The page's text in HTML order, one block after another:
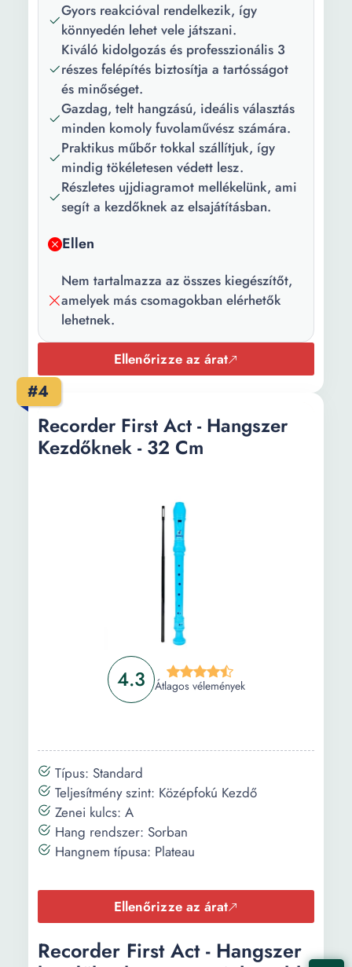
Gyors reakcióval rendelkezik, így
könnyedén lehet vele játszani.
Kiváló kidolgozás és professzionális 3
részes felépítés biztosítja a tartósságot
és minőséget.
Gazdag, telt hangzású, ideális választás
minden komoly fuvolaművész számára.
Praktikus műbőr tokkal szállítjuk, így
mindig tökéletesen védett lesz.
Részletes ujjdiagramot mellékelünk, ami
segít a kezdőknek az elsajátításban.
Ellen
Nem tartalmazza az összes kiegészítőt,
amelyek más csomagokban elérhetők
lehetnek.
Ellenőrizze az árat
#4
4.3 Átlagos vélemények
Recorder First Act - Hangszer
Kezdőknek - 32 Cm
Típus: Standard
Teljesítmény szint: Középfokú Kezdő
Zenei kulcs: A
Hang rendszer: Sorban
Hangnem típusa: Plateau
Ellenőrizze az árat
Recorder First Act - Hangszer